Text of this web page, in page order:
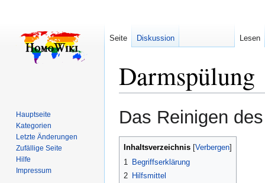
Darmspülung
Zur
Navigation
springen
Zur
Suche
springen
Das Reinigen
Inhaltsverzeichnis
1 Begriffserklärung
2 Hilfsmittel
Seite Diskussion Lesen
Hauptseite
Kategorien
Letzte Änderungen
Zufällige Seite
Hilfe
Impressum